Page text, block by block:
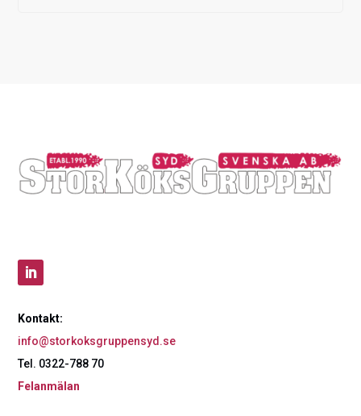
Kontakt:
info@storkoksgruppensyd.se
Tel. 0322-788 70
Felanmälan